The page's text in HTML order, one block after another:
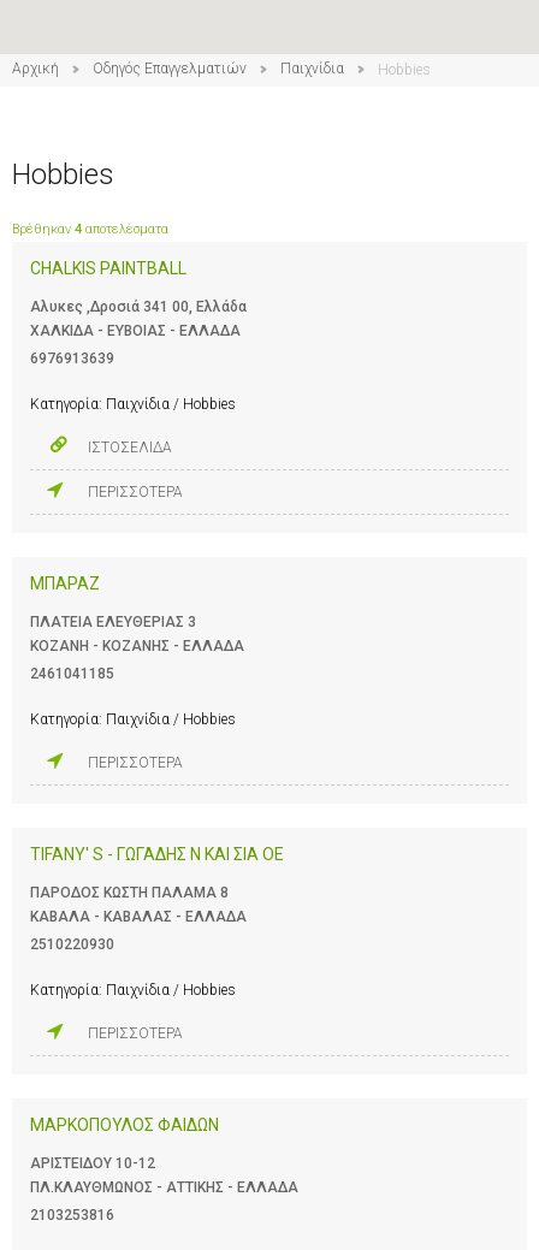
Αρχική Οδηγός Επαγγελματιών Παιχνίδια Hobbies
Hobbies
Βρέθηκαν 4 αποτελέσματα
CHALKIS PAINTBALL
Αλυκες ,Δροσιά 341 00, Ελλάδα
ΧΑΛΚΙΔΑ - ΕΥΒΟΙΑΣ - ΕΛΛΑΔΑ
6976913639
Κατηγορία: Παιχνίδια / Hobbies
ΙΣΤΟΣΕΛΙΔΑ
ΠΕΡΙΣΣΟΤΕΡΑ
ΜΠΑΡΑΖ
ΠΛΑΤΕΙΑ ΕΛΕΥΘΕΡΙΑΣ 3
ΚΟΖΑΝΗ - ΚΟΖΑΝΗΣ - ΕΛΛΑΔΑ
2461041185
Κατηγορία: Παιχνίδια / Hobbies
ΠΕΡΙΣΣΟΤΕΡΑ
TIFANY' S - ΓΩΓΑΔΗΣ Ν ΚΑΙ ΣΙΑ ΟΕ
ΠΑΡΟΔΟΣ ΚΩΣΤΗ ΠΑΛΑΜΑ 8
ΚΑΒΑΛΑ - ΚΑΒΑΛΑΣ - ΕΛΛΑΔΑ
2510220930
Κατηγορία: Παιχνίδια / Hobbies
ΠΕΡΙΣΣΟΤΕΡΑ
ΜΑΡΚΟΠΟΥΛΟΣ ΦΑΙΔΩΝ
ΑΡΙΣΤΕΙΔΟΥ 10-12
ΠΛ.ΚΛΑΥΘΜΩΝΟΣ - ΑΤΤΙΚΗΣ - ΕΛΛΑΔΑ
2103253816